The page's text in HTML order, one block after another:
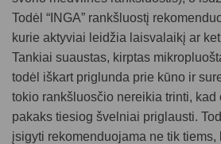
Todėl “INGA” rankšluostį
kurie aktyviai leidžia laisvalaikį ar
Tankiai suaustas, kirptas
todėl iškart priglunda prie kūno ir
tokio rankšluosčio nereikia trinti, kad
pakaks tiesiog švelniai priglausti.
įsigyti rekomenduojama ne tik